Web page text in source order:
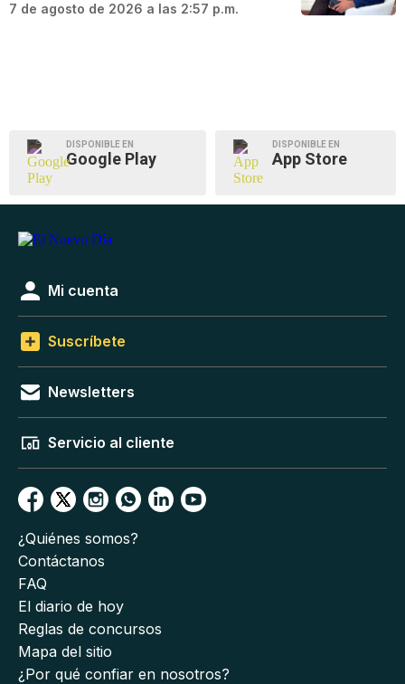
7 de agosto de 2026 a las 2:57 p.m.
DISPONIBLE EN
Google Play
DISPONIBLE EN
App Store
Mi cuenta
Suscríbete
Newsletters
Servicio al cliente
¿Quiénes somos?
Contáctanos
FAQ
El diario de hoy
Reglas de concursos
Mapa del sitio
¿Por qué confiar en nosotros?